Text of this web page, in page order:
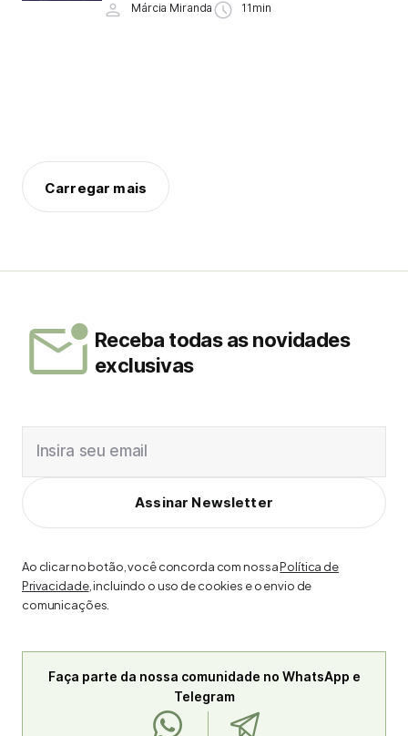
Márcia Miranda 11min
Carregar mais
Receba todas as novidades
exclusivas
Insira seu email
Assinar Newsletter
Ao clicar no botão, você concorda com nossaPolítica de
Privacidade, incluindo o uso de cookies e o envio de
comunicações.
Faça parte da nossa comunidade no WhatsApp e
Telegram